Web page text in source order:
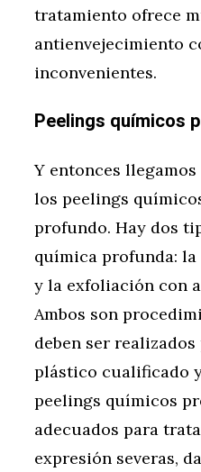
tratamiento ofrece
antienvejecimiento
inconvenientes.
Peelings químicos
Y entonces
los peelings
profundo. Hay dos
química profunda:
y la exfoliación con
Ambos son
deben ser
plástico cualificado
peelings químicos
adecuados para
expresión severas,